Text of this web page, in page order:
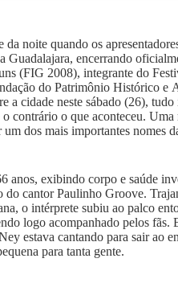
da noite quando os
Guadalajara, encerrando
(FIG 2008), integrante do
do Patrimônio Histórico e
a cidade neste sábado (26),
o contrário o que aconteceu.
dos mais importantes nomes
anos, exibindo corpo e saúde
do cantor Paulinho Groove.
o intérprete subiu ao palco
logo acompanhado pelos fãs.
estava cantando para sair ao
para tanta gente.